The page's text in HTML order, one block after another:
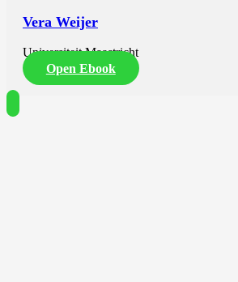
Vera Weijer
Universiteit Maastricht
Open Ebook